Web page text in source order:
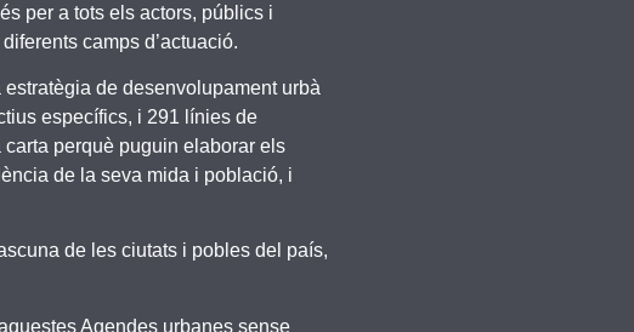
per a tots els actors, públics i
camps d’actuació.
de desenvolupament urbà
específics, i 291 línies de
perquè puguin elaborar els
de la seva mida i població, i
de les ciutats i pobles del país,
Agendes urbanes sense